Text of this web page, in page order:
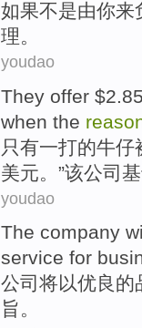
如果不是由你来
理。
youdao
They offer $2.85
when the
只有一打的牛仔
美元。”该公司
youdao
The company
service for
公司 将以优良的
旨。